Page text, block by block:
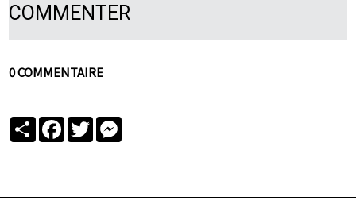
COMMENTER
0 COMMENTAIRE
PartagerFacebook
Twitter